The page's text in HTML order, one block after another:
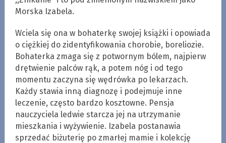
Morska Izabela.
Wciela się ona w bohaterkę swojej książki i opowiada
o ciężkiej do zidentyfikowania chorobie, boreliozie.
Bohaterka zmaga się z potwornym bólem, najpierw
drętwienie palców rąk, a potem nóg i od tego
momentu zaczyna się wędrówka po lekarzach.
Każdy stawia inną diagnozę i podejmuje inne
leczenie, często bardzo kosztowne. Pensja
nauczyciela ledwie starcza jej na utrzymanie
mieszkania i wyżywienie. Izabela postanawia
sprzedać biżuterię po zmarłej mamie i kolekcję